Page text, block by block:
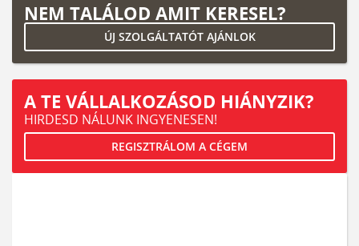
NEM TALÁLOD AMIT KERESEL?
ÚJ SZOLGÁLTATÓT AJÁNLOK
A TE VÁLLALKOZÁSOD HIÁNYZIK?
HIRDESD NÁLUNK INGYENESEN!
REGISZTRÁLOM A CÉGEM